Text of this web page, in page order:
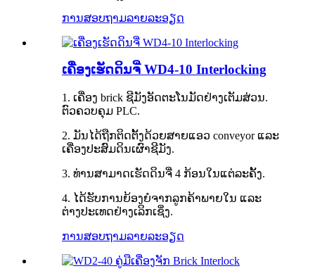
ການສອບຖາມລາຍລະອຽດ
ເຄື່ອງເຮັດດິນຈີ່ WD4-10 Interlocking
1. ເຄື່ອງ brick ຊີມັງອັດຕະໂນມັດຢ່າງເຕັມສ່ວນ.
ຕົວຄວບຄຸມ PLC.
2. ມັນໄດ້ຖືກຕິດຕັ້ງດ້ວຍສາຍແອວ conveyor ແລະ
ເຄື່ອງປະສົມດິນເຜົາຊີມັງ.
3. ທ່ານສາມາດເຮັດດິນຈີ່ 4 ກ້ອນໃນແຕ່ລະຄັ້ງ.
4. ໄດ້ຮັບການຍ້ອງຍໍຈາກລູກຄ້າພາຍໃນ ແລະ
ຕ່າງປະເທດຢ່າງເລິກເຊິ່ງ.
ການສອບຖາມລາຍລະອຽດ